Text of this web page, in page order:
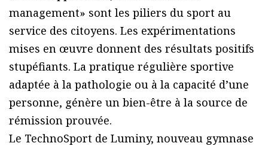
management» sont les piliers du sport au
service des citoyens. Les expérimentations
mises en œuvre donnent des résultats positifs
stupéfiants. La pratique régulière sportive
adaptée à la pathologie ou à la capacité d’une
personne, génère un bien-être à la source de
rémission prouvée.
Le TechnoSport de Luminy, nouveau gymnase